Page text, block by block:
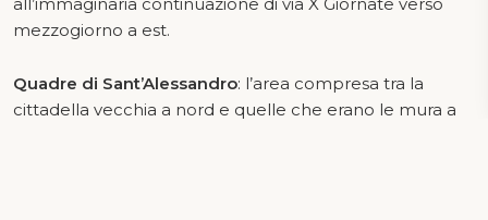
mezzogiorno a est.
Quadre di Sant’Alessandro: l’area compresa tra la
cittadella vecchia a nord e quelle che erano le mura a